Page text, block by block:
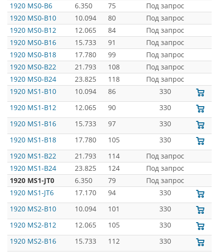
1920 MS0-B6
6.350 75
Под запрос
1920 MS0-B10
10.094 80
Под запрос
1920 MS0-B12
12.065 84
Под запрос
1920 MS0-B16
15.733 91
Под запрос
1920 MS0-B18
17.780 99
Под запрос
1920 MS0-B22
21.793 108
Под запрос
1920 MS0-B24
23.825 118
Под запрос
1920 MS1-B10
10.094 86
330
1920 MS1-B12
12.065 90
330
1920 MS1-B16
15.733 97
330
1920 MS1-B18
17.780 105
330
1920 MS1-B22
21.793 114
Под запрос
1920 MS1-B24
23.825 124
Под запрос
1920 MS1-JT0
6.350 79
Под запрос
1920 MS1-JT6
17.170 94
330
1920 MS2-B10
10.094 101
330
1920 MS2-B12
12.065 105
330
1920 MS2-B16
15.733 112
330